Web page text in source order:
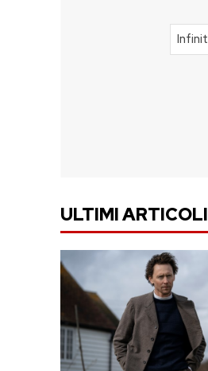
ULTIMI ARTICOLI